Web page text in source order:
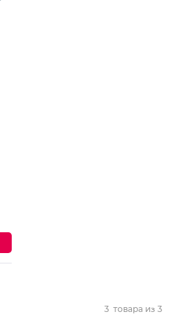
3 товара из 3